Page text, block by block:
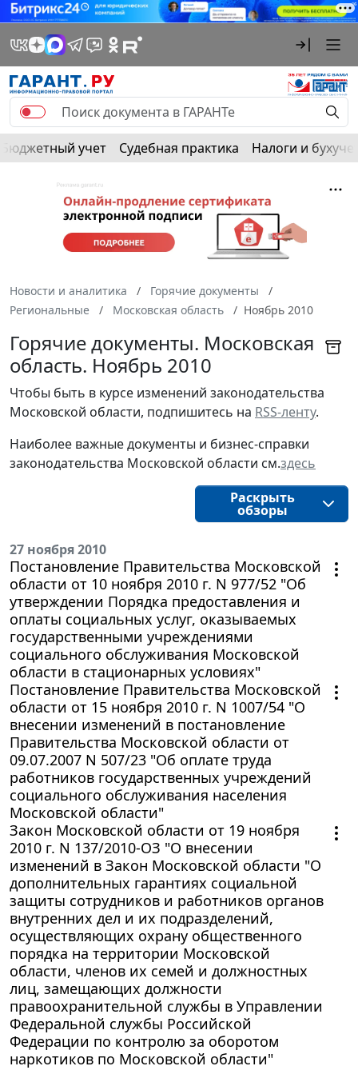
Бюджетный учет Судебная практика Налоги и
Новости и аналитика
Горячие документы
Региональные
Московская область Ноябрь 2010
Горячие документы. Московская
область. Ноябрь 2010
Чтобы быть в курсе изменений законодательства
Московской области, подпишитесь на RSS-ленту.
Наиболее важные документы и бизнес-справки
законодательства Московской области см.здесь
Раскрыть
обзоры
27 ноября 2010
Постановление Правительства Московской
области от 10 ноября 2010 г. N 977/52 "Об
утверждении Порядка предоставления и
оплаты социальных услуг, оказываемых
государственными учреждениями
социального обслуживания Московской
области в стационарных условиях"
Постановление Правительства Московской
области от 15 ноября 2010 г. N 1007/54 "О
внесении изменений в постановление
Правительства Московской области от
09.07.2007 N 507/23 "Об оплате труда
работников государственных учреждений
социального обслуживания населения
Московской области"
Закон Московской области от 19 ноября
2010 г. N 137/2010-ОЗ "О внесении
изменений в Закон Московской области "О
дополнительных гарантиях социальной
защиты сотрудников и работников органов
внутренних дел и их подразделений,
осуществляющих охрану общественного
порядка на территории Московской
области, членов их семей и должностных
лиц, замещающих должности
правоохранительной службы в Управлении
Федеральной службы Российской
Федерации по контролю за оборотом
наркотиков по Московской области"